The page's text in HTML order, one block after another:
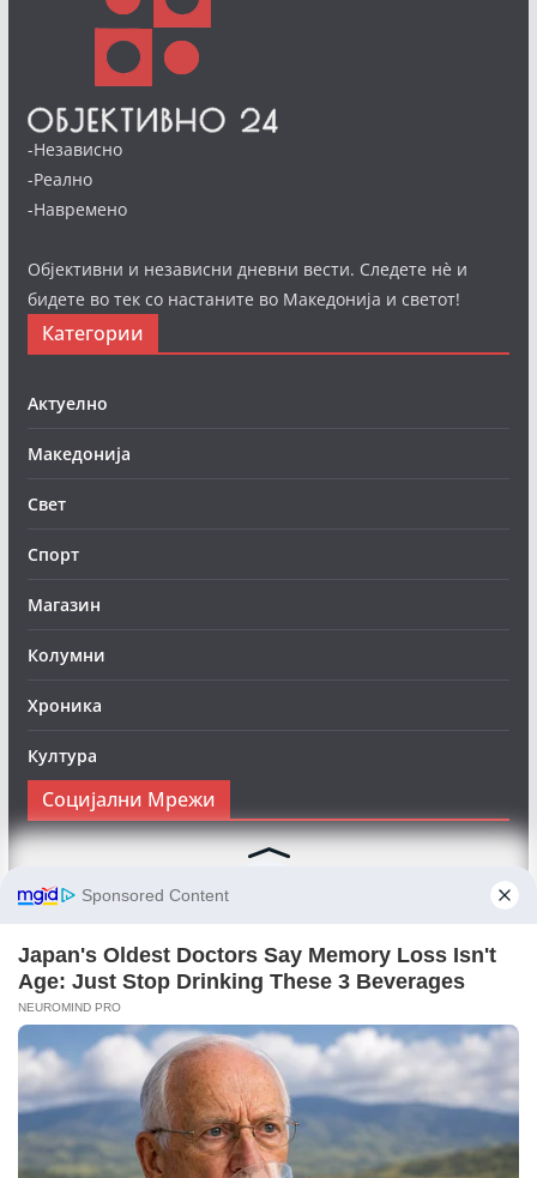
-Независно
-Реално
-Навремено
Објективни и независни дневни вести. Следете нè и
бидете во тек со настаните во Македонија и светот!
Категории
Актуелно
Македонија
Свет
Спорт
Магазин
Колумни
Хроника
Култура
Социјални Мрежи
Следете нè на Фејсбук за да сте во тек со најновите